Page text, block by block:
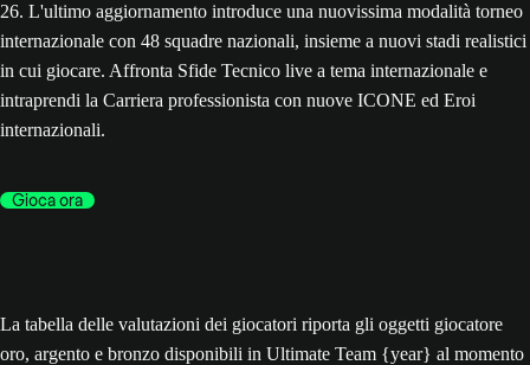
26. L'ultimo aggiornamento introduce una nuovissima modalità torneo
internazionale con 48 squadre nazionali, insieme a nuovi stadi realistici
in cui giocare. Affronta Sfide Tecnico live a tema internazionale e
intraprendi la Carriera professionista con nuove ICONE ed Eroi
internazionali.
Gioca ora
La tabella delle valutazioni dei giocatori riporta gli oggetti giocatore
oro, argento e bronzo disponibili in Ultimate Team {year} al momento